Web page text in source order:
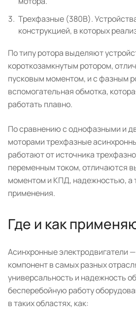
Трехфазные (380В).
конструкцией, в которых
По типу ротора выделяют
короткозамкнутым ротором,
пусковым моментом, и с фазным
вспомогательная обмотка,
работать плавно.
По сравнению с однофазными и
моторами трехфазные
работают от источника
переменным током, отличаются
моментом и КПД, надежностью, а
применения.
Где и как
Асинхронные электродвигатели
компонент в самых разных
универсальность и надежность
бесперебойную работу
в таких областях, как: